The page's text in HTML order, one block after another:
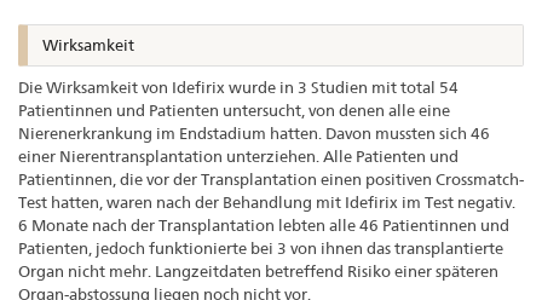
Wirksamkeit
Die Wirksamkeit von Idefirix wurde in 3 Studien mit total 54
Patientinnen und Patienten untersucht, von denen alle eine
Nierenerkrankung im Endstadium hatten. Davon mussten sich 46
einer Nierentransplantation unterziehen. Alle Patienten und
Patientinnen, die vor der Transplantation einen positiven Crossmatch-
Test hatten, waren nach der Behandlung mit Idefirix im Test negativ.
6 Monate nach der Transplantation lebten alle 46 Patientinnen und
Patienten, jedoch funktionierte bei 3 von ihnen das transplantierte
Organ nicht mehr. Langzeitdaten betreffend Risiko einer späteren
Organ-abstossung liegen noch nicht vor.